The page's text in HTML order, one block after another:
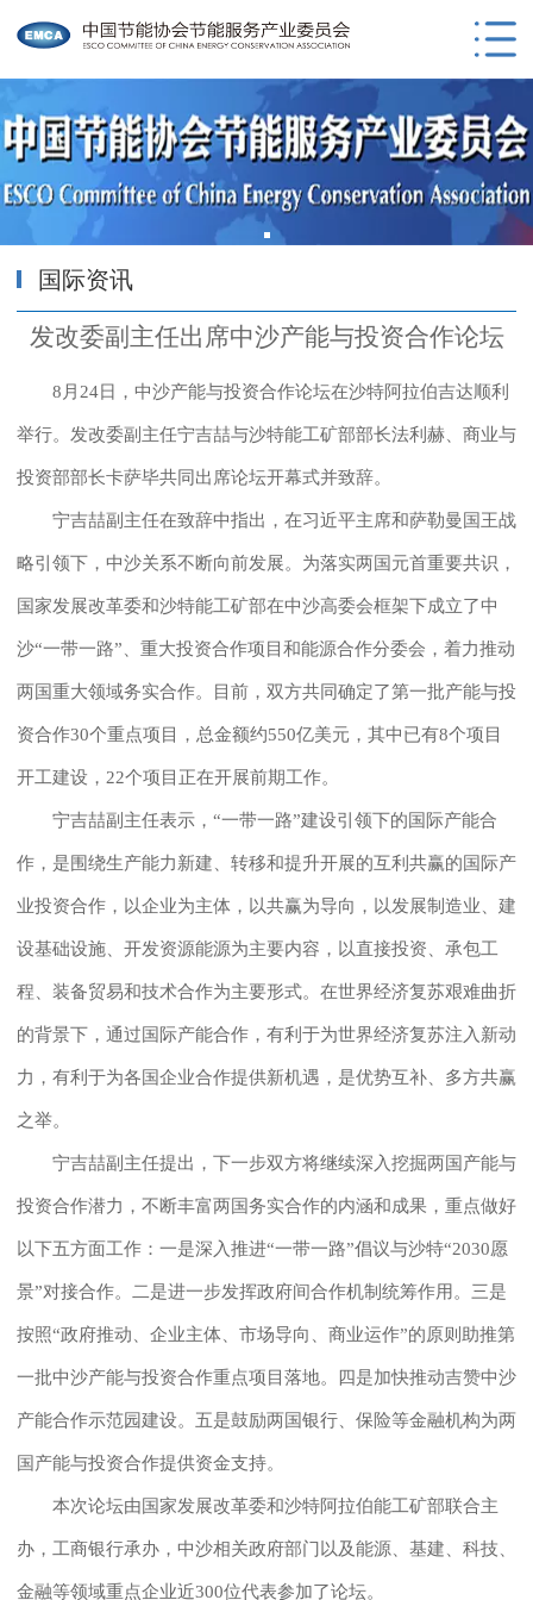
国际资讯
发改委副主任出席中沙产能与投资合作论坛
8月24日，中沙产能与投资合作论坛在沙特阿拉伯吉达顺利
举行。发改委副主任宁吉喆与沙特能工矿部部长法利赫、商业与
投资部部长卡萨毕共同出席论坛开幕式并致辞。
宁吉喆副主任在致辞中指出，在习近平主席和萨勒曼国王战
略引领下，中沙关系不断向前发展。为落实两国元首重要共识，
国家发展改革委和沙特能工矿部在中沙高委会框架下成立了中
沙“一带一路”、重大投资合作项目和能源合作分委会，着力推动
两国重大领域务实合作。目前，双方共同确定了第一批产能与投
资合作30个重点项目，总金额约550亿美元，其中已有8个项目
开工建设，22个项目正在开展前期工作。
宁吉喆副主任表示，“一带一路”建设引领下的国际产能合
作，是围绕生产能力新建、转移和提升开展的互利共赢的国际产
业投资合作，以企业为主体，以共赢为导向，以发展制造业、建
设基础设施、开发资源能源为主要内容，以直接投资、承包工
程、装备贸易和技术合作为主要形式。在世界经济复苏艰难曲折
的背景下，通过国际产能合作，有利于为世界经济复苏注入新动
力，有利于为各国企业合作提供新机遇，是优势互补、多方共赢
之举。
宁吉喆副主任提出，下一步双方将继续深入挖掘两国产能与
投资合作潜力，不断丰富两国务实合作的内涵和成果，重点做好
以下五方面工作：一是深入推进“一带一路”倡议与沙特“2030愿
景”对接合作。二是进一步发挥政府间合作机制统筹作用。三是
按照“政府推动、企业主体、市场导向、商业运作”的原则助推第
一批中沙产能与投资合作重点项目落地。四是加快推动吉赞中沙
产能合作示范园建设。五是鼓励两国银行、保险等金融机构为两
国产能与投资合作提供资金支持。
本次论坛由国家发展改革委和沙特阿拉伯能工矿部联合主
办，工商银行承办，中沙相关政府部门以及能源、基建、科技、
金融等领域重点企业近300位代表参加了论坛。